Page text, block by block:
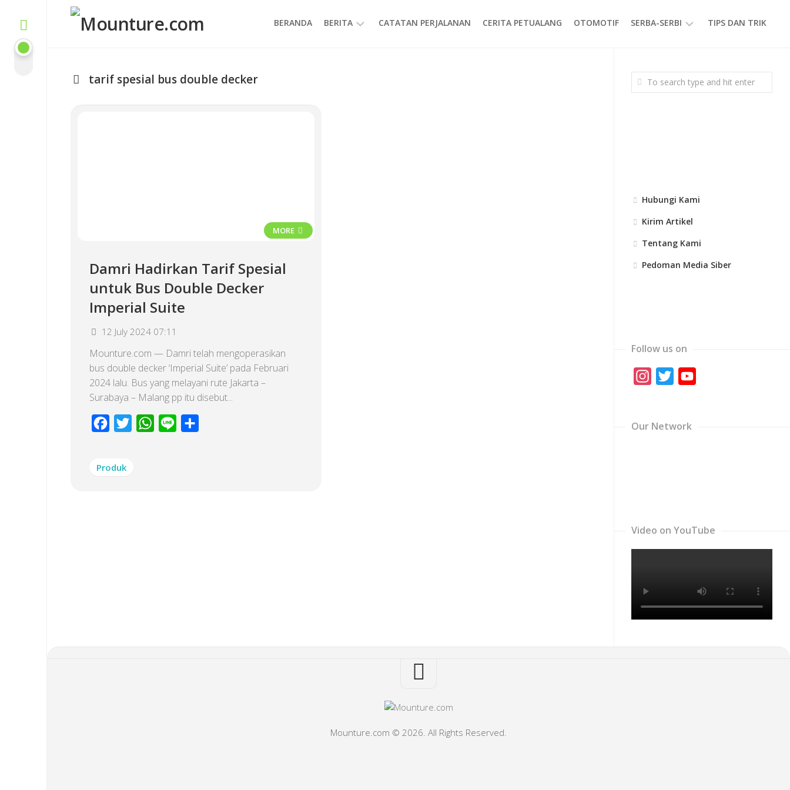
content
BERANDA BERITA CATATAN PERJALANAN CERITA PETUALANG OTOMOTIF SERBA-SERBI
GAYA
HIDUP
TIPS DAN TRIK
tarif spesial bus double decker
MORE
Damri Hadirkan Tarif Spesial
untuk Bus Double Decker
Imperial Suite
12 July 2024 07:11
Mounture.com — Damri telah mengoperasikan
bus double decker ‘Imperial Suite’ pada Februari
2024 lalu. Bus yang melayani rute Jakarta –
Surabaya – Malang pp itu disebut...
Facebook
Twitter WhatsApp
Line
Produk
Hubungi Kami
Kirim Artikel
Tentang Kami
Pedoman Media Siber
Follow us on
Instagram
Twitter
Our Network
Video on YouTube
Mounture.com © 2026. All Rights Reserved.